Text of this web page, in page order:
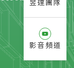
影音頻道